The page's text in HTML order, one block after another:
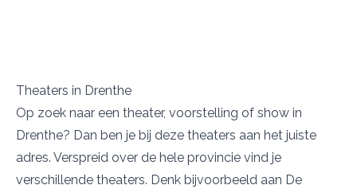
Theaters in Drenthe
Op zoek naar een theater, voorstelling of show in
Drenthe? Dan ben je bij deze theaters aan het juiste
adres. Verspreid over de hele provincie vind je
verschillende theaters. Denk bijvoorbeeld aan De